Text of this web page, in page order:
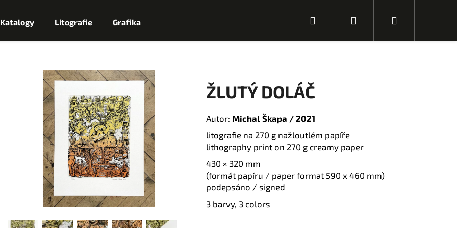
Katalogy Litografie Grafika
d
a
t
l
á n
ŽLUTÝ DOLÁČ
Autor: Michal Škapa / 2021
litografie na 270 g nažloutlém papíře
lithography print on 270 g creamy paper
430 × 320 mm
(formát papíru / paper format 590 x 460 mm)
podepsáno / signed
3 barvy, 3 colors
H
L
E
D
A
T
Doporučujeme